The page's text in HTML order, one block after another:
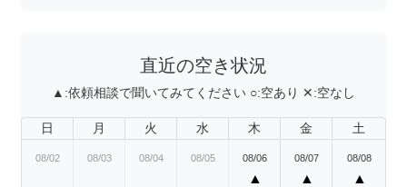
直近の空き状況
▲:依頼相談で聞いてみてください ○:空あり ✕:空なし
日 月 火 水 木 金 土
08/02 08/03 08/04 08/05 08/06
▲
08/07
▲
08/08
▲